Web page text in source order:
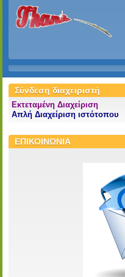
Σύνδεση διαχειριστή
Εκτεταμένη Διαχείριση
Απλή Διαχείριση ιστότοπου
ΕΠΙΚΟΙΝΩΝΙΑ